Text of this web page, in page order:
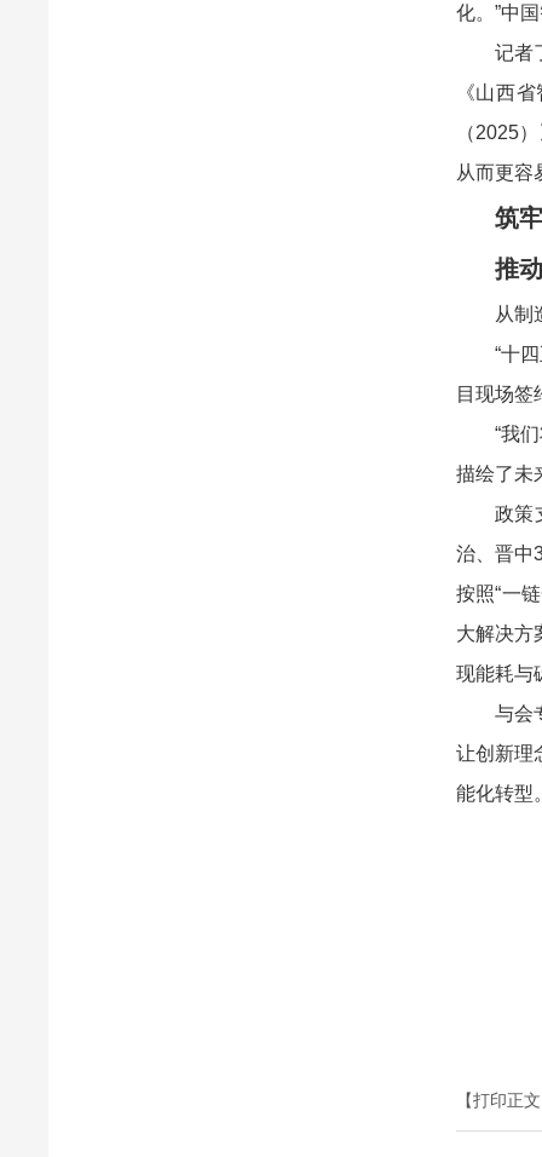
化。”中
记者
《山西
（2025
从而更容
筑
推
从制
“十
目现场签
“我
描绘了未
政策
治、晋中
按照“一
大解决方
现能耗与
与会
让创新理
能化转型
【打印正